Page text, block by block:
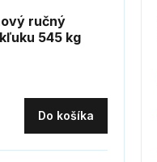
ručný
545 kg
Do košíka